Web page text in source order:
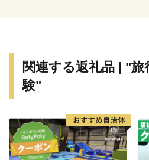
関連する返礼品 | "
験"